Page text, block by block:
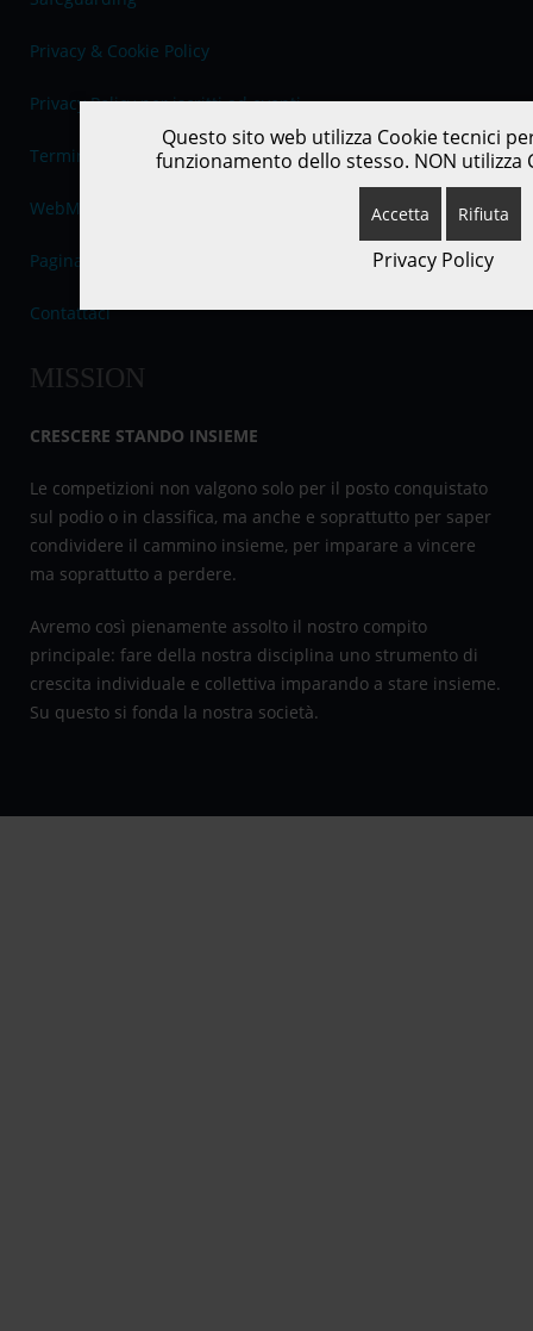
Privacy & Cookie Policy
Privacy Policy per iscritti ad eventi
Termini e Condizioni d'uso
WebMail
Pagina Facebook
Contattaci
MISSION
CRESCERE STANDO INSIEME
Le competizioni non valgono solo per il posto conquistato
sul podio o in classifica, ma anche e soprattutto per saper
condividere il cammino insieme, per imparare a vincere
ma soprattutto a perdere.
Avremo così pienamente assolto il nostro compito
principale: fare della nostra disciplina uno strumento di
crescita individuale e collettiva imparando a stare insieme.
Su questo si fonda la nostra società.
Questo sito web utilizza Cookie tecnici
funzionamento dello stesso. NON utilizza
Accetta Rifiuta
Privacy Policy